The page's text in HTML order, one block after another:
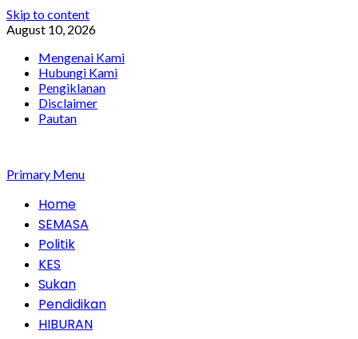
Skip to content
August 10, 2026
Mengenai Kami
Hubungi Kami
Pengiklanan
Disclaimer
Pautan
Primary Menu
Home
SEMASA
Politik
KES
Sukan
Pendidikan
HIBURAN